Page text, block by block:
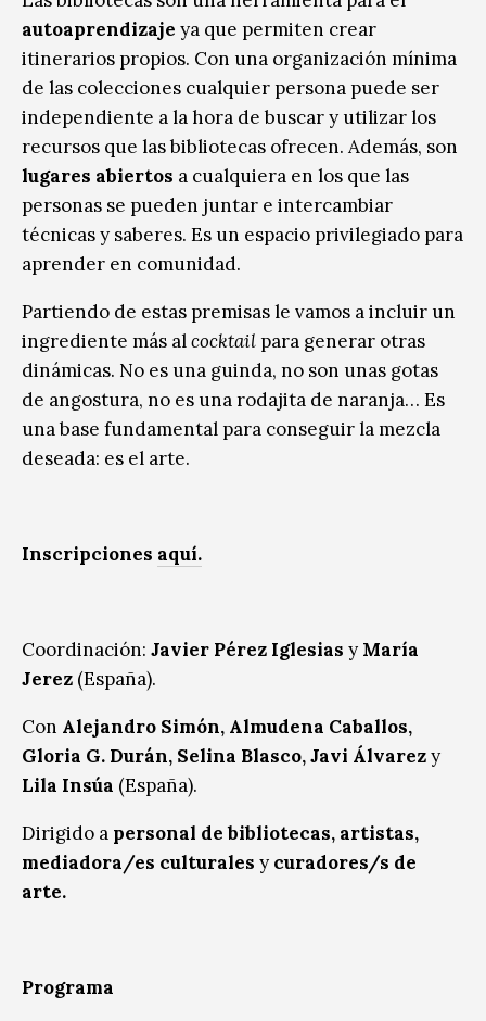
autoaprendizaje ya que permiten crear
itinerarios propios. Con una organización mínima
de las colecciones cualquier persona puede ser
independiente a la hora de buscar y utilizar los
recursos que las bibliotecas ofrecen. Además, son
lugares abiertos a cualquiera en los que las
personas se pueden juntar e intercambiar
técnicas y saberes. Es un espacio privilegiado para
aprender en comunidad.
Partiendo de estas premisas le vamos a incluir un
ingrediente más alcocktail para generar otras
dinámicas. No es una guinda, no son unas gotas
de angostura, no es una rodajita de naranja… Es
una base fundamental para conseguir la mezcla
deseada: es el arte.
Inscripciones aquí.
Coordinación: Javier Pérez Iglesias y María
Jerez (España).
Con Alejandro Simón, Almudena Caballos,
Gloria G. Durán, Selina Blasco, Javi Álvarezy
Lila Insúa (España).
Dirigido a personal de bibliotecas, artistas,
mediadora/es culturales y curadores/s de
arte.
Programa